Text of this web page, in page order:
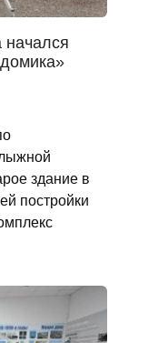
начался
здание в
постройки